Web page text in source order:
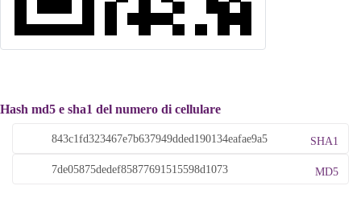
Hash md5 e sha1 del numero di cellulare
SHA1
MD5